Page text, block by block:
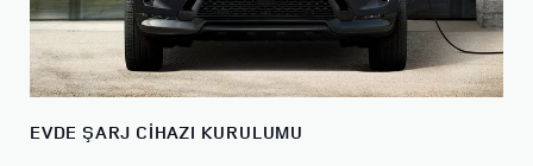
EVDE ŞARJ CİHAZI KURULUMU